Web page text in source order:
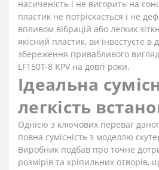
насиченість і не вигорить на
пластик не потріскається і не
впливом вібрацій або легких
якісний пластик, ви інвестуєте в
збереження привабливого
LF150T-8 KPV на довгі роки.
Ідеальна
легкість
Однією з ключових переваг
повна сумісність з моделлю
Виробник подбав про точне
розмірів та кріпильних отворів,